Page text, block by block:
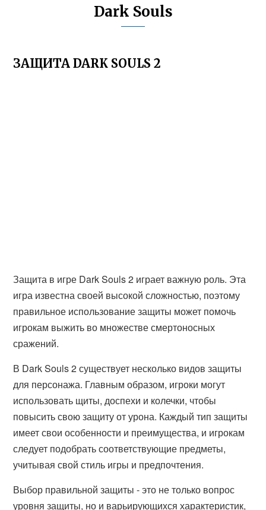
Dark Souls
ЗАЩИТА DARK SOULS 2
Защита в игре Dark Souls 2 играет важную роль. Эта
игра известна своей высокой сложностью, поэтому
правильное использование защиты может помочь
игрокам выжить во множестве смертоносных
сражений.
В Dark Souls 2 существует несколько видов защиты
для персонажа. Главным образом, игроки могут
использовать щиты, доспехи и колечки, чтобы
повысить свою защиту от урона. Каждый тип защиты
имеет свои особенности и преимущества, и игрокам
следует подобрать соответствующие предметы,
учитывая свой стиль игры и предпочтения.
Выбор правильной защиты - это не только вопрос
уровня защиты, но и варьирующихся характеристик,